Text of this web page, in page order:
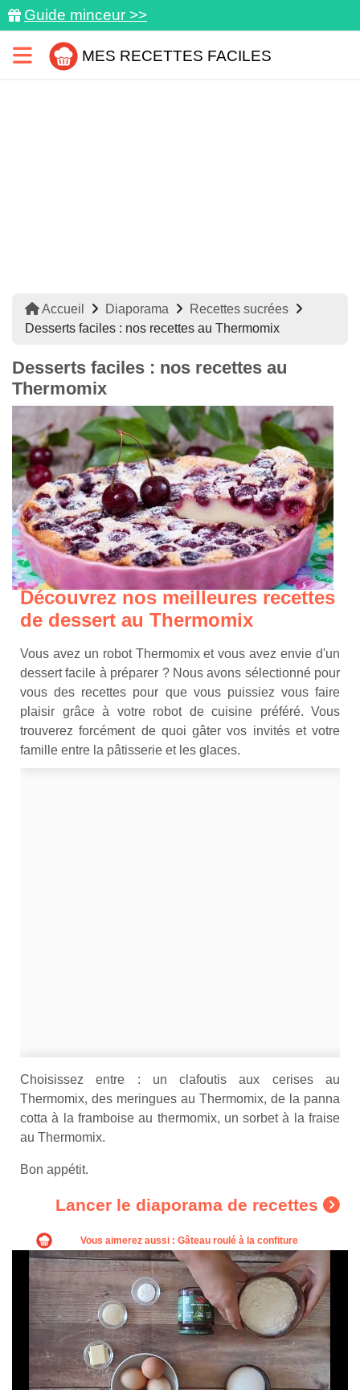
Guide minceur >>
MES RECETTES FACILES
Accueil Diaporama
Recettes sucrées
Desserts faciles : nos recettes au Thermomix
Desserts faciles : nos recettes au
Thermomix
Découvrez nos meilleures recettes
de dessert au Thermomix
Vous avez un robot Thermomix et vous avez envie d'un
dessert facile à préparer ? Nous avons sélectionné pour
vous des recettes pour que vous puissiez vous faire
plaisir grâce à votre robot de cuisine préféré. Vous
trouverez forcément de quoi gâter vos invités et votre
famille entre la pâtisserie et les glaces.
Choisissez entre : un clafoutis aux cerises au
Thermomix, des meringues au Thermomix, de la panna
cotta à la framboise au thermomix, un sorbet à la fraise
au Thermomix.
Bon appétit.
Lancer le diaporama de recettes